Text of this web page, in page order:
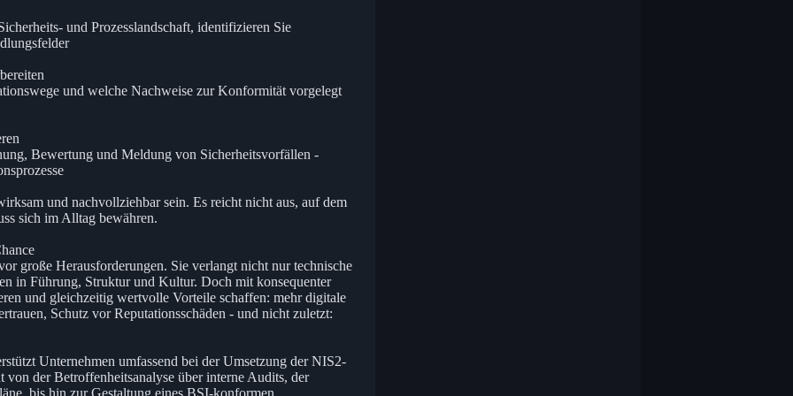
und Prozesslandschaft, identifizieren Sie
und welche Nachweise zur Konformität vorgelegt
Bewertung und Meldung von Sicherheitsvorfällen -
und nachvollziehbar sein. Es reicht nicht aus, auf dem
sich im Alltag bewähren.
große Herausforderungen. Sie verlangt nicht nur technische
in Führung, Struktur und Kultur. Doch mit konsequenter
und gleichzeitig wertvolle Vorteile schaffen: mehr digitale
Schutz vor Reputationsschäden - und nicht zuletzt:
Unternehmen umfassend bei der Umsetzung der NIS2-
von der Betroffenheitsanalyse über interne Audits, der
bis hin zur Gestaltung eines BSI-konformen